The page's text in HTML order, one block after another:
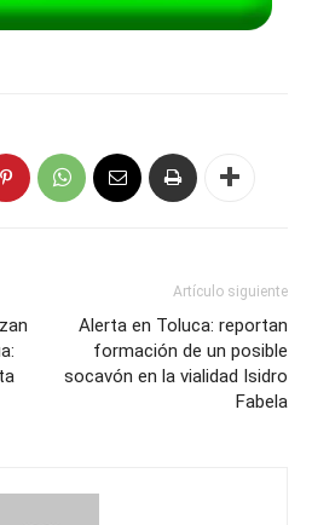
Artículo siguiente
Alerta en Toluca: reportan
formación de un posible
socavón en la vialidad Isidro
Fabela